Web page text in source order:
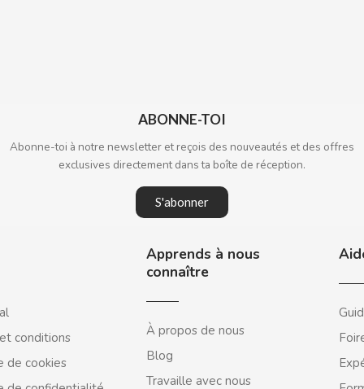
ABONNE-TOI
Abonne-toi à notre newsletter et reçois des nouveautés et des offres
exclusives directement dans ta boîte de réception.
S'abonner
conditions
de cookies
Apprends à nous
connaître
À propos de nous
Blog
Travaille avec nous